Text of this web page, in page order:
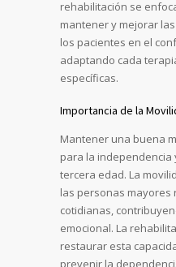
rehabilitación se
mantener y mejorar
los pacientes en el
adaptando cada
específicas.
Importancia de la
Mantener una buena
para la independencia
tercera edad. La
las personas mayores
cotidianas,
emocional. La
restaurar esta